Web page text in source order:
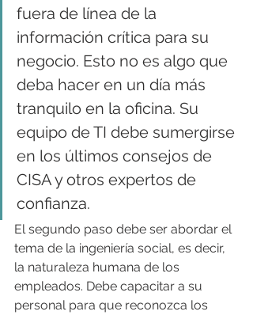
fuera de línea de la
información crítica para su
negocio. Esto no es algo que
deba hacer en un día más
tranquilo en la oficina. Su
equipo de TI debe sumergirse
en los últimos consejos de
CISA y otros expertos de
confianza.
El segundo paso debe ser abordar el
tema de la ingeniería social, es decir,
la naturaleza humana de los
empleados. Debe capacitar a su
personal para que reconozca los